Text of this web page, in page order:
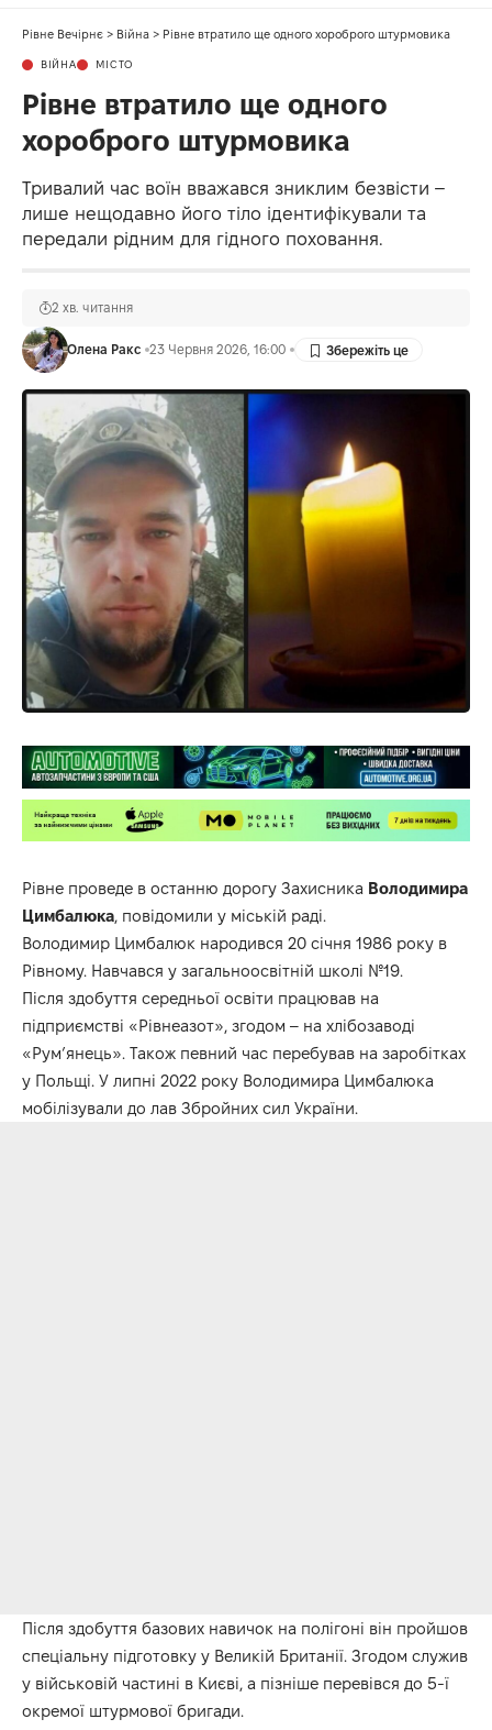
Рівне Вечірнє > Війна > Рівне втратило ще одного хороброго штурмовика
ВІЙНА МІСТО
Рівне втратило ще одного
хороброго штурмовика
Тривалий час воїн вважався зниклим безвісти –
лише нещодавно його тіло ідентифікували та
передали рідним для гідного поховання.
Олена Ракс 23 Червня 2026, 16:00
2 хв. читання
Рівне проведе в останню дорогу Захисника Володимира
Цимбалюка, повідомили у міській раді.
Володимир Цимбалюк народився 20 січня 1986 року в
Рівному. Навчався у загальноосвітній школі №19.
Після здобуття середньої освіти працював на
підприємстві «Рівнеазот», згодом – на хлібозаводі
«Рум’янець». Також певний час перебував на заробітках
у Польщі. У липні 2022 року Володимира Цимбалюка
мобілізували до лав Збройних сил України.
Після здобуття базових навичок на полігоні він пройшов
спеціальну підготовку у Великій Британії. Згодом служив
у військовій частині в Києві, а пізніше перевівся до 5-ї
окремої штурмової бригади.